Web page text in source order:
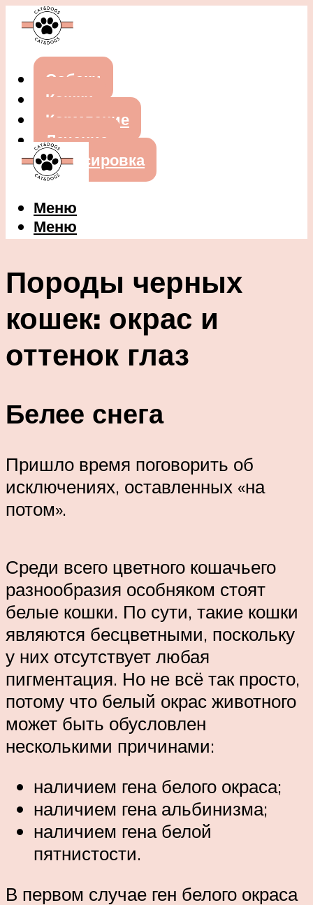
Собаки
Кошки
Кормление
Лечение
Дрессировка
Меню
Меню
Породы черных
кошек: окрас и
оттенок глаз
Белее снега
Пришло время поговорить об
исключениях, оставленных «на
потом».
Среди всего цветного кошачьего
разнообразия особняком стоят
белые кошки. По сути, такие кошки
являются бесцветными, поскольку
у них отсутствует любая
пигментация. Но не всё так просто,
потому что белый окрас животного
может быть обусловлен
несколькими причинами:
наличием гена белого окраса;
наличием гена альбинизма;
наличием гена белой
пятнистости.
В первом случае ген белого окраса